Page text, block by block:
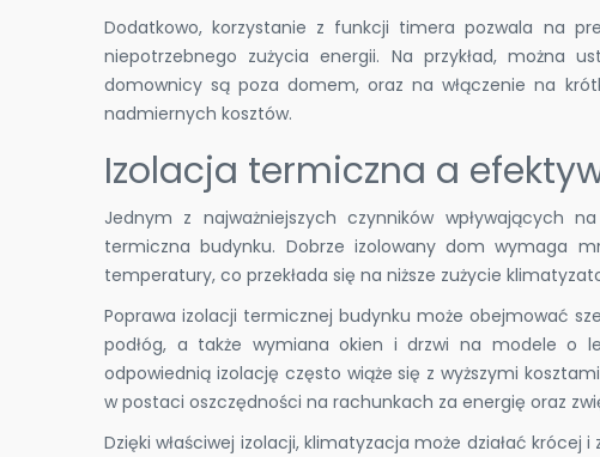
Dodatkowo, korzystanie z funkcji timera pozwala na
niepotrzebnego zużycia energii. Na przykład, można
domownicy są poza domem, oraz na włączenie na
nadmiernych kosztów.
Izolacja termiczna a
Jednym z najważniejszych czynników wpływających
termiczna budynku. Dobrze izolowany dom wymaga
temperatury, co przekłada się na niższe zużycie
Poprawa izolacji termicznej budynku może obejmować
podłóg, a także wymiana okien i drzwi na modele o
odpowiednią izolację często wiąże się z wyższymi
w postaci oszczędności na rachunkach za energię oraz
Dzięki właściwej izolacji, klimatyzacja może działać